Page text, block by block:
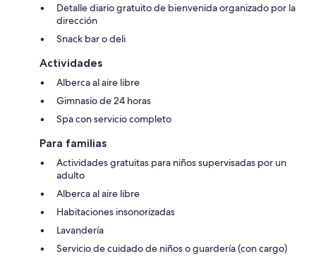
Detalle diario gratuito de bienvenida organizado por la
dirección
Snack bar o deli
Actividades
Alberca al aire libre
Gimnasio de 24 horas
Spa con servicio completo
Para familias
Actividades gratuitas para niños supervisadas por un
adulto
Alberca al aire libre
Habitaciones insonorizadas
Lavandería
Servicio de cuidado de niños o guardería (con cargo)